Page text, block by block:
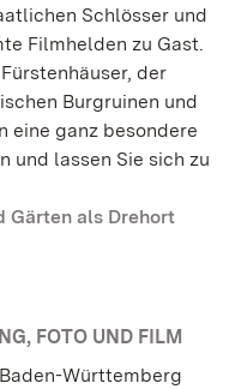
Schlösser und
Filmhelden zu Gast.
der
Burgruinen und
eine ganz besondere
und lassen Sie sich zu
Gärten als Drehort
FOTO UND FILM
Württemberg